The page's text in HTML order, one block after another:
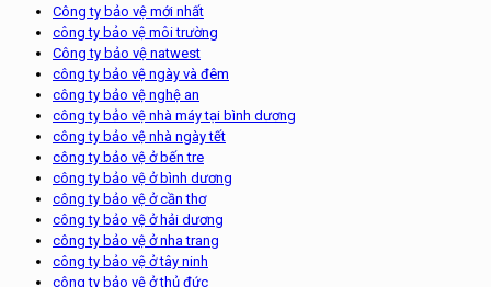
Công ty bảo vệ mới nhất
công ty bảo vệ môi trường
Công ty bảo vệ natwest
công ty bảo vệ ngày và đêm
công ty bảo vệ nghệ an
công ty bảo vệ nhà máy tại bình dương
công ty bảo vệ nhà ngày tết
công ty bảo vệ ở bến tre
công ty bảo vệ ở bình dương
công ty bảo vệ ở cần thơ
công ty bảo vệ ở hải dương
công ty bảo vệ ở nha trang
công ty bảo vệ ở tây ninh
công ty bảo vệ ở thủ đức